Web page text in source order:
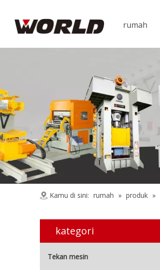
rumah
Kamu di sini: rumah » produk »
kategori
Tekan mesin